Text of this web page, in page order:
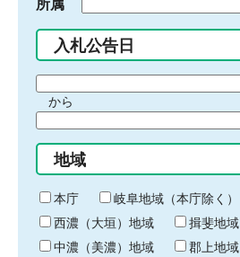
所属
入札公告日
間
始
り
から
間
終
わ
り
地域
本庁
岐阜地域（本庁除く）
西濃（大垣）地域
揖斐地域
中濃（美濃）地域
郡上地域